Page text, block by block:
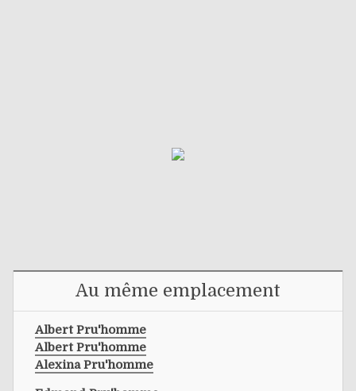
Au même emplacement
Albert Pru'homme
Albert Pru'homme
Alexina Pru'homme